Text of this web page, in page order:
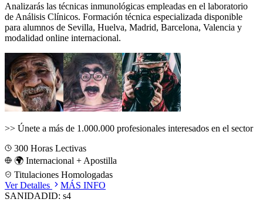
Analizarás las técnicas inmunológicas empleadas en el laboratorio
de Análisis Clínicos. Formación técnica especializada disponible
para alumnos de Sevilla, Huelva, Madrid, Barcelona, Valencia y
modalidad online internacional.
>> Únete a más de 1.000.000 profesionales interesados en el sector
300 Horas Lectivas
🌍 Internacional + Apostilla
Titulaciones Homologadas
Ver Detalles
MÁS INFO
SANIDADID: s4